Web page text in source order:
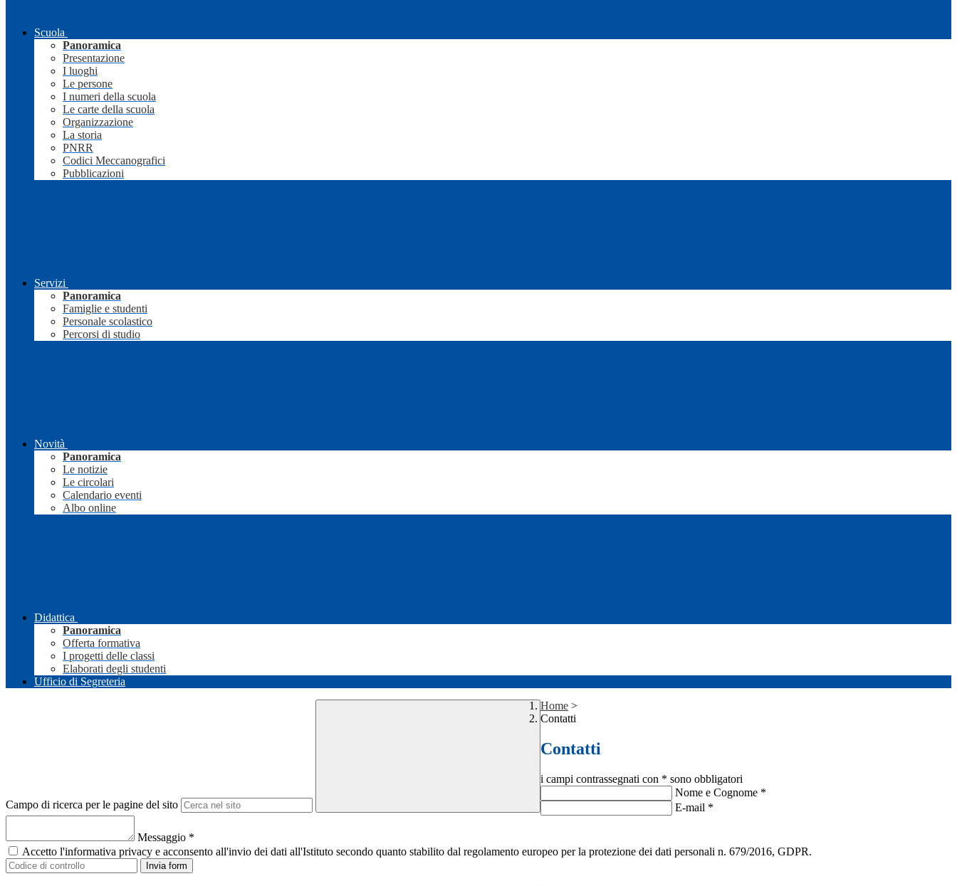
Scuola
Panoramica
Presentazione
I luoghi
Le persone
I numeri della scuola
Le carte della scuola
Organizzazione
La storia
PNRR
Codici Meccanografici
Pubblicazioni
Servizi
Panoramica
Famiglie e studenti
Personale scolastico
Percorsi di studio
Novità
Panoramica
Le notizie
Le circolari
Calendario eventi
Albo online
Didattica
Panoramica
Offerta formativa
I progetti delle classi
Elaborati degli studenti
Ufficio di Segreteria
Campo di ricerca per le pagine del sito
Home >
Contatti
Contatti
i campi contrassegnati con * sono obbligatori
Nome e Cognome *
E-mail *
Messaggio *
Accetto l'informativa privacy e acconsento all'invio dei dati all'Istituto secondo quanto stabilito dal regolamento europeo per la protezione dei dati personali n. 679/2016, GDPR.
Invia form